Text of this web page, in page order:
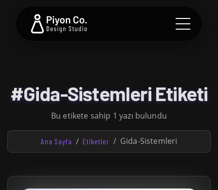
#Gida-Sistemleri Etiketi
Bu etikete sahip 1 yazı bulundu
Ana Sayfa Etiketler Gida-Sistemleri